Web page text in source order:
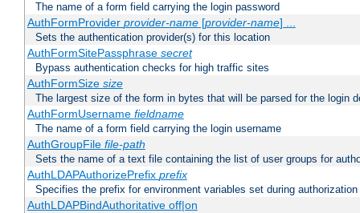
The name of a form field carrying the login password
AuthFormProvider provider-name[provider-name] ...
Sets the authentication provider(s) for this location
AuthFormSitePassphrase secret
Bypass authentication checks for high traffic sites
AuthFormSize size
The largest size of the form in bytes that will be parsed for the login
AuthFormUsername fieldname
The name of a form field carrying the login username
AuthGroupFile file-path
Sets the name of a text file containing the list of user groups for
AuthLDAPAuthorizePrefix prefix
Specifies the prefix for environment variables set during authorization
AuthLDAPBindAuthoritative off|on